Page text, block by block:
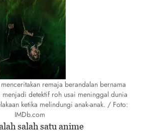
remaja berandalan bernama
menjadi detektif roh usai meninggal dunia
ketika melindungi anak-anak. / Foto:
IMDb.com
salah satu anime